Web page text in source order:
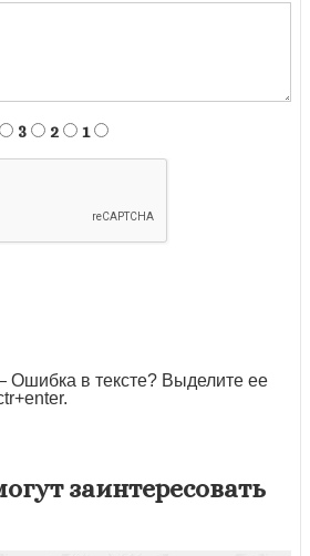
3 2 1
Ошибка в тексте? Выделите ее
заинтересовать